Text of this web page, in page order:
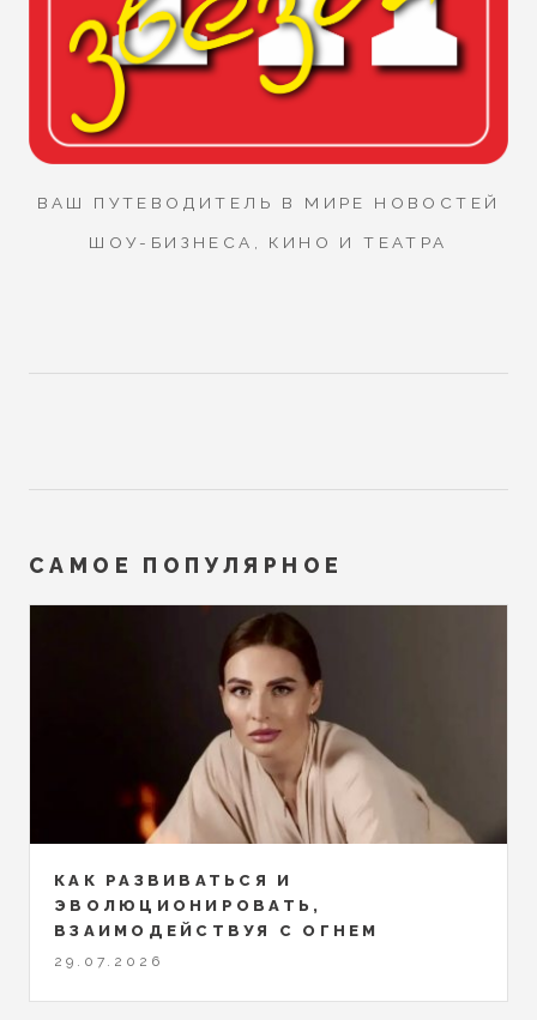
ВАШ ПУТЕВОДИТЕЛЬ В МИРЕ НОВОСТЕЙ
ШОУ-БИЗНЕСА, КИНО И ТЕАТРА
САМОЕ ПОПУЛЯРНОЕ
КАК РАЗВИВАТЬСЯ И
ЭВОЛЮЦИОНИРОВАТЬ,
ВЗАИМОДЕЙСТВУЯ С ОГНЕМ
29.07.2026